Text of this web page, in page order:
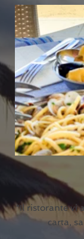
“Il ristorante vi
carta,